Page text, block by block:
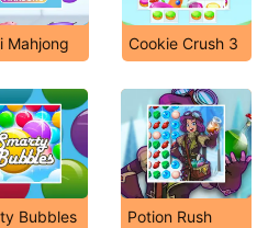
Mahjong Cookie Crush 3
Bubbles Potion Rush